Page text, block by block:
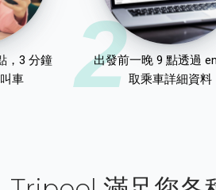
，3 分鐘
車
2
出發前一晚 9 點透過
取乘車詳細資料